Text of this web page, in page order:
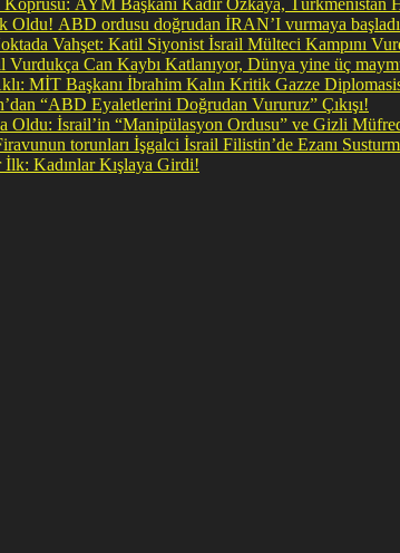
Köprüsü: AYM Başkanı Kadir Özkaya, Türkmenistan
Kıyamet Senaryosu Gerçek Oldu! ABD ordusu doğrudan İRAN’I vurmaya
Noktada Vahşet: Katil Siyonist İsrail Mülteci Kampını
Can Kaybı Katlanıyor, Dünya yine üç
MİT Başkanı İbrahim Kalın Kritik Gazze
“ABD Eyaletlerini Doğrudan Vururuz” Çıkışı!
Oldu: İsrail’in “Manipülasyon Ordusu” ve Gizli
Haddini Aşan Kirli Plan: Firavunun torunları İşgalci İsrail
Kadınlar Kışlaya Girdi!